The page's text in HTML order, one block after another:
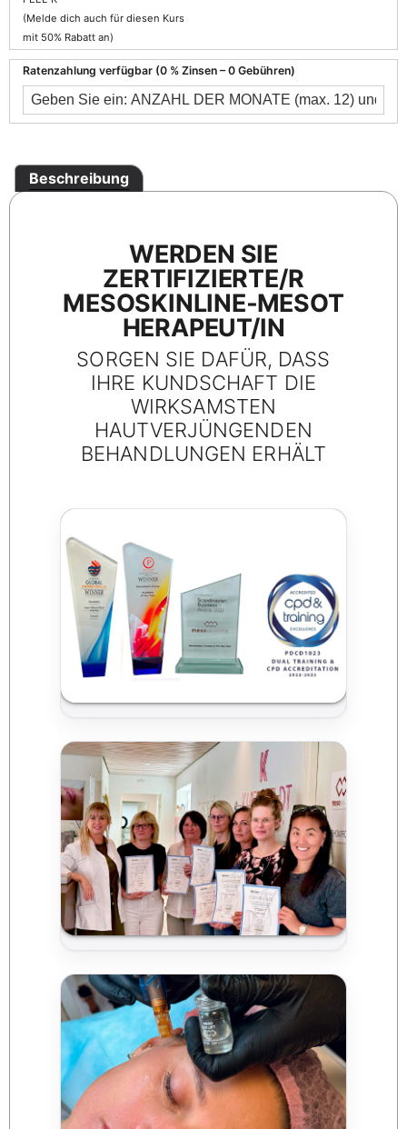
(Melde dich auch für diesen Kurs
mit 50% Rabatt an)
Ratenzahlung verfügbar (0 % Zinsen – 0 Gebühren)
Beschreibung
WERDEN SIE
ZERTIFIZIERTE/R
MESOSKINLINE‑MESOT
HERAPEUT/IN
SORGEN SIE DAFÜR, DASS
IHRE KUNDSCHAFT DIE
WIRKSAMSTEN
HAUTVERJÜNGENDEN
BEHANDLUNGEN ERHÄLT